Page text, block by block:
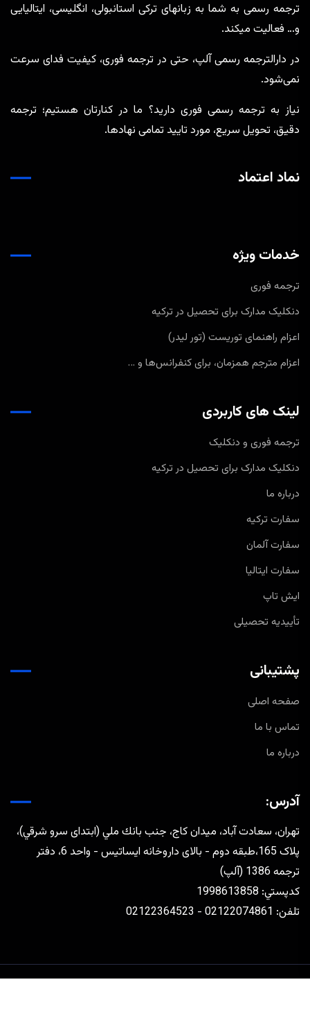
ترجمه رسمی به شما به زبانهای ترکی استانبولی، انگلیسی، ایتالیایی
و… فعالیت میکند.
در دارالترجمه رسمی آلپ، حتی در ترجمه‌ فوری، کیفیت فدای سرعت
نمی‌شود.
نیاز به ترجمه رسمی فوری دارید؟ ما در کنارتان هستیم؛ ترجمه
دقیق، تحویل سریع، مورد تایید تمامی نهادها.
نماد اعتماد
خدمات ویژه
ترجمه فوری
دنکلیک مدارک برای تحصیل در ترکیه
اعزام راهنمای توریست (تور لیدر)
اعزام مترجم همزمان، برای کنفرانس‌ها و …
لینک های کاربردی
ترجمه فوری و دنکلیک
دنکلیک مدارک برای تحصیل در ترکیه
درباره ما
سفارت ترکیه
سفارت آلمان
سفارت ایتالیا
ایش تاپ
تأییدیه تحصیلی
پشتیبانی
صفحه اصلی
تماس با ما
درباره ما
آدرس:
تهران، سعادت آباد، ميدان كاج، جنب بانك ملي (ابتدای سرو شرقي)،
پلاک 165،طبقه دوم - بالای داروخانه ایساتیس - واحد 6، دفتر
ترجمه 1386 (آلپ)
كدپستي: 1998613858
تلفن: 02122074861 - 02122364523